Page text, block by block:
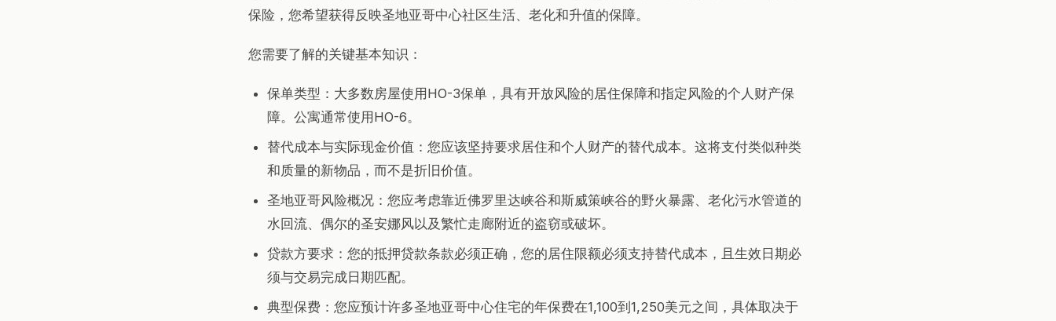
保险，您希望获得反映圣地亚哥中心社区生活、老化和升值的保障。
您需要了解的关键基本知识：
保单类型：大多数房屋使用HO-3保单，具有开放风险的居住保障和指定风险的个人财产保
障。公寓通常使用HO-6。
替代成本与实际现金价值：您应该坚持要求居住和个人财产的替代成本。这将支付类似种类
和质量的新物品，而不是折旧价值。
圣地亚哥风险概况：您应考虑靠近佛罗里达峡谷和斯威策峡谷的野火暴露、老化污水管道的
水回流、偶尔的圣安娜风以及繁忙走廊附近的盗窃或破坏。
贷款方要求：您的抵押贷款条款必须正确，您的居住限额必须支持替代成本，且生效日期必
须与交易完成日期匹配。
典型保费：您应预计许多圣地亚哥中心住宅的年保费在1,100到1,250美元之间，具体取决于